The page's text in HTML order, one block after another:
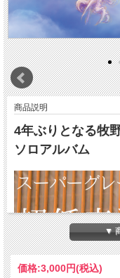
商品説明
4年ぶりとなる牧
ソロアルバム
▼
価格:3,000円(税込)